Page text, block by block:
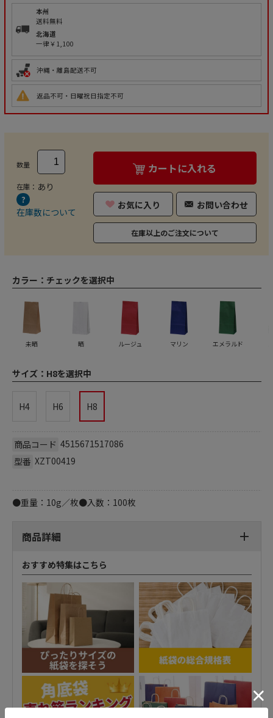
本州
送料無料
北海道
一律￥1,100
沖縄・離島配送不可
返品不可・日曜祝日指定不可
数量
在庫： あり
在庫数について
カートに入れる
お気に入り お問い合わせ
在庫以上のご注文について
カラー： チェックを選択中
未晒 晒 ルージュ マリン エメラルド
サイズ： H8を選択中
H4 H6 H8
商品コード 4515671517086
型番 XZT00419
●重量：10g／枚●入数：100枚
商品詳細
おすすめ特集はこちら